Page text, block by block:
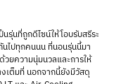
รุ่นที่ถูกดีไซน์ให้โอบรับสรีระ
นไปทุกคนนน ที่นอนรุ่นนี้มา
วยความนุ่มนวลและการให้
เต็มที่ นอกจากนี้ยังมีวัสดุ